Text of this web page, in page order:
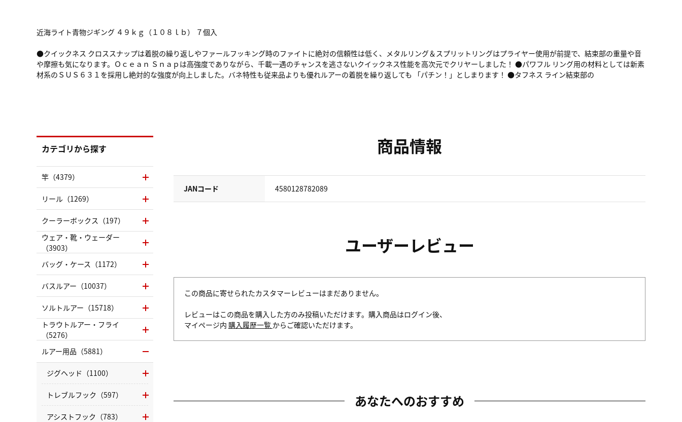
近海ライト青物ジギング ４９ｋｇ（１０８ｌｂ） ７個入
●クイックネス クロススナップは着脱の繰り返しやファールフッキング時のファイトに絶対の信頼性は低く、メタルリング＆スプリットリングはプライヤー使用が前提で、結束部の重量や音
や摩擦も気になります。Ｏｃｅａｎ Ｓｎａｐは高強度でありながら、千載一遇のチャンスを逃さないクイックネス性能を高次元でクリヤーしました！ ●パワフル リング用の材料としては新素
材系のＳＵＳ６３１を採用し絶対的な強度が向上しました。バネ特性も従来品よりも優れルアーの着脱を繰り返しても 「パチン！」としまります！ ●タフネス ライン結束部の
商品情報
JANコード 4580128782089
ユーザーレビュー
この商品に寄せられたカスタマーレビューはまだありません。
レビューはこの商品を購入した方のみ投稿いただけます。購入商品はログイン後、
マイページ内 購入履歴一覧 からご確認いただけます。
あなたへのおすすめ
カテゴリから探す
竿（4379）
リール（1269）
クーラーボックス（197）
ウェア・靴・ウェーダー
（3903）
バッグ・ケース（1172）
バスルアー（10037）
ソルトルアー（15718）
トラウトルアー・フライ
（5276）
ルアー用品（5881）
ジグヘッド（1100）
トレブルフック（597）
アシストフック（783）